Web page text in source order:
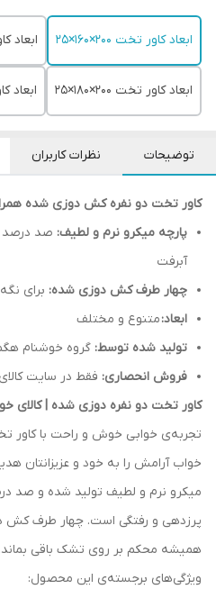
ابعاد کاور تخت 200×160×25 ابعاد کاور
ابعاد کاور تخت 200×180×25 ابعاد کاور
توضیحات نظرات کاربران
کاور تخت دو نفره کش دوزی شده
پارچه میکرو نرم و لطیف: صد درصد
آبرفت
چهار طرف کش دوزی شده: برای
ابعاد:متنوع و مختلف
تولید شده توسط: گروه خوشنام
فروش انحصاری: فقط در سایت
کاور تخت دو نفره دوزی شده | کالای
تجربه‌ی خوابی خوش و راحت با کاور
خواب آرامش را به خود و عزیزانتان
میکرو نرم و لطیف تولید شده و صد
پرزدهی و رفتگی است. چهار طرف کش
همیشه محکم بر روی تشک باقی بماند.
ویژگی‌های برجسته‌ی این محصول: